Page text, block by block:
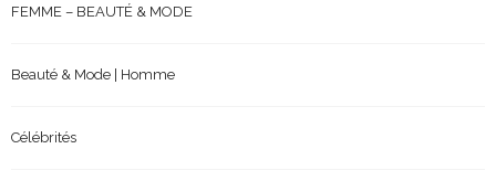
FEMME – BEAUTÉ & MODE
Beauté & Mode | Homme
Célébrités